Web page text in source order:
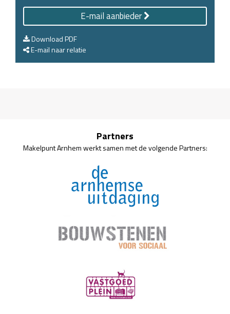
E-mail aanbieder
Download PDF
E-mail naar relatie
Partners
Makelpunt Arnhem werkt samen met de volgende Partners: